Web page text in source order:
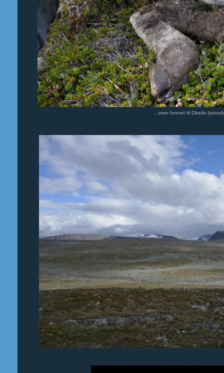
...over funnet til Obelix